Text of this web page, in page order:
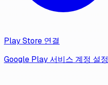
Play Store 연결
Google Play 서비스 계정 설정